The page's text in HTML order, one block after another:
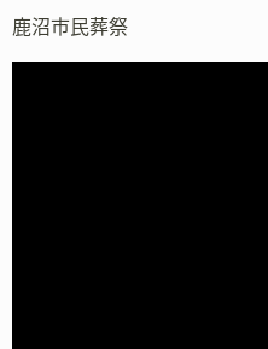
鹿沼市民葬祭